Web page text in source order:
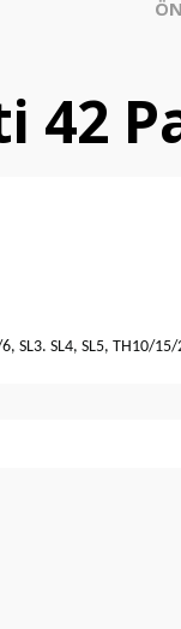
42
SL3. SL4, SL5, TH10/